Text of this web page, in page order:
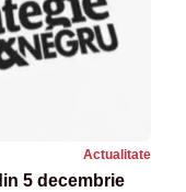
Actualitate
5 decembrie